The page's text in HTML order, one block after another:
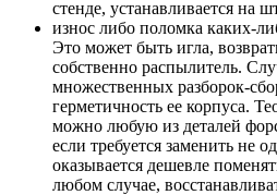
стенде, устанавливается на
износ либо поломка каких-
Это может быть игла,
собственно распылитель.
множественных разборок-
герметичность ее корпуса.
можно любую из деталей
если требуется заменить не
оказывается дешевле
любом случае,